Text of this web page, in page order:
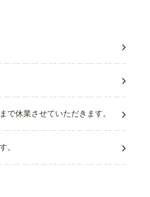
で休業させていただきます。
。